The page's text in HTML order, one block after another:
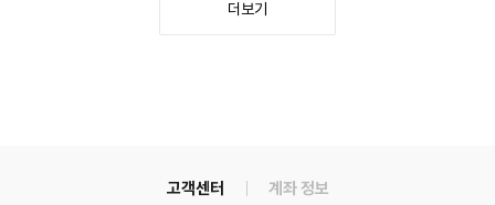
더보기
고객센터 계좌 정보